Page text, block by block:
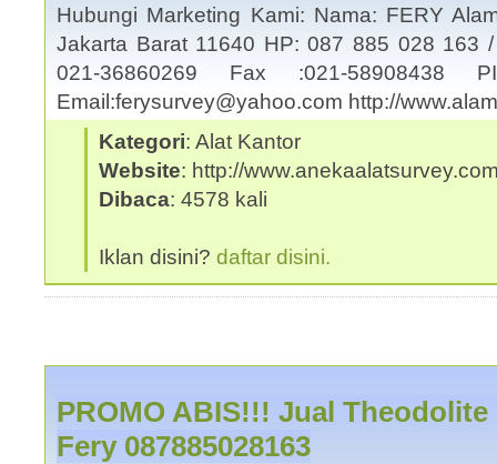
Hubungi Marketing Kami: Nama: FERY
Jakarta Barat 11640 HP: 087 885 028 163
021-36860269 Fax :021-
Email:ferysurvey@yahoo.com http://
Kategori: Alat Kantor
Website: http://
Dibaca: 4578 kali
Iklan disini? daftar disini.
PROMO ABIS!!! Jual Theodolite
Fery 087885028163